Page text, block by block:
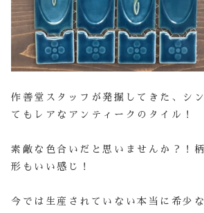
作善堂スタッフが発掘してきた、シ
てもレアなアンティークのタイル！
素敵な色合いだと思いませんか？！
形もいい感じ！
今では生産されていない本当に希少